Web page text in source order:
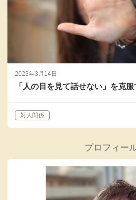
2023年3月14日
「人の目を見て話せない」を克
対人関係
プロフィー